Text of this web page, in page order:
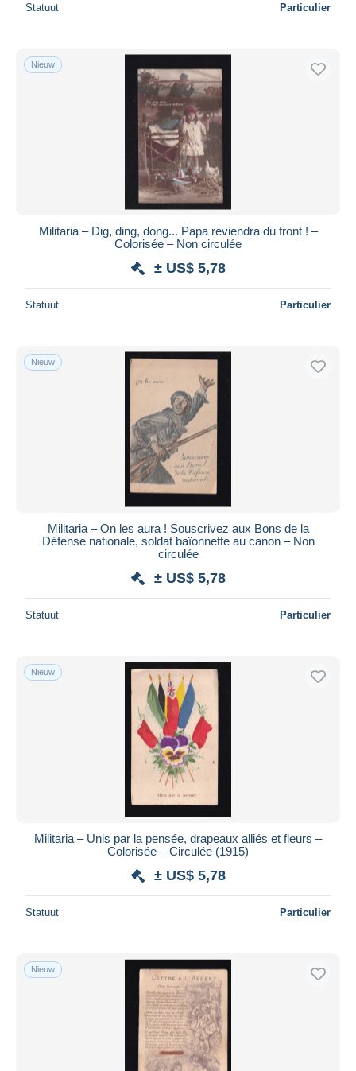
Statuut Particulier
Nieuw
Militaria – Dig, ding, dong... Papa reviendra du front ! –
Colorisée – Non circulée
± US$ 5,78
Statuut Particulier
Nieuw
Militaria – On les aura ! Souscrivez aux Bons de la
Défense nationale, soldat baïonnette au canon – Non
circulée
± US$ 5,78
Statuut Particulier
Nieuw
Militaria – Unis par la pensée, drapeaux alliés et fleurs –
Colorisée – Circulée (1915)
± US$ 5,78
Statuut Particulier
Nieuw